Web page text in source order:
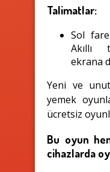
Talimatlar:
Sol
Akıllı
ekrana
Yeni ve
yemek
ücretsiz
Bu oyun
cihazlarda